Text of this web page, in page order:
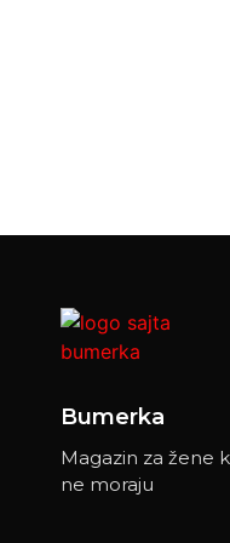
Bumerka
Magazin za žene
ne moraju